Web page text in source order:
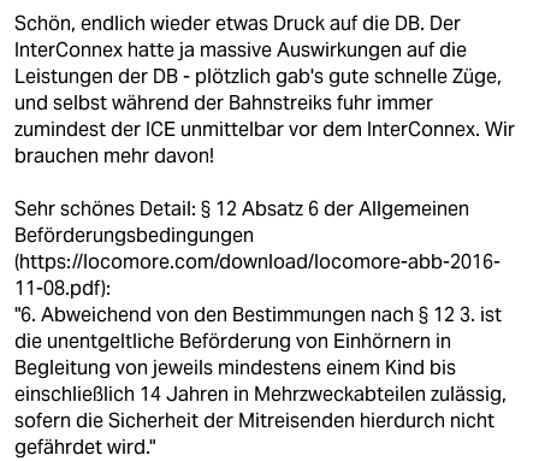
shop
fragen & hilfe
unterstützen
abo
genossenschaft
epaper login
Schön, endlich wieder etwas Druck auf die DB. Der
InterConnex hatte ja massive Auswirkungen auf die
Leistungen der DB - plötzlich gab's gute schnelle Züge,
und selbst während der Bahnstreiks fuhr immer
zumindest der ICE unmittelbar vor dem InterConnex. Wir
brauchen mehr davon!
Sehr schönes Detail: § 12 Absatz 6 der Allgemeinen
Beförderungsbedingungen
(https://locomore.com/download/locomore-abb-2016-
11-08.pdf):
"6. Abweichend von den Bestimmungen nach § 12 3. ist
die unentgeltliche Beförderung von Einhörnern in
Begleitung von jeweils mindestens einem Kind bis
einschließlich 14 Jahren in Mehrzweckabteilen zulässig,
sofern die Sicherheit der Mitreisenden hierdurch nicht
gefährdet wird."